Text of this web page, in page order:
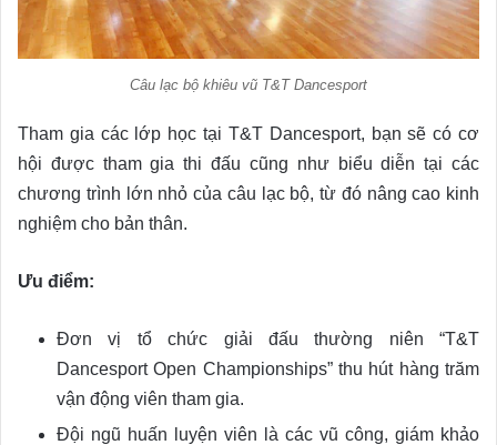
Câu lạc bộ khiêu vũ T&T Dancesport
Tham gia các lớp học tại T&T Dancesport, bạn sẽ có cơ
hội được tham gia thi đấu cũng như biểu diễn tại các
chương trình lớn nhỏ của câu lạc bộ, từ đó nâng cao kinh
nghiệm cho bản thân.
Ưu điểm:
Đơn vị tổ chức giải đấu thường niên “T&T
Dancesport Open Championships” thu hút hàng trăm
vận động viên tham gia.
Đội ngũ huấn luyện viên là các vũ công, giám khảo